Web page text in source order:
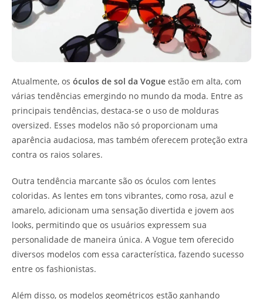
Atualmente, os óculos de sol da Vogue estão em alta, com
várias tendências emergindo no mundo da moda. Entre as
principais tendências, destaca-se o uso de molduras
oversized. Esses modelos não só proporcionam uma
aparência audaciosa, mas também oferecem proteção extra
contra os raios solares.
Outra tendência marcante são os óculos com lentes
coloridas. As lentes em tons vibrantes, como rosa, azul e
amarelo, adicionam uma sensação divertida e jovem aos
looks, permitindo que os usuários expressem sua
personalidade de maneira única. A Vogue tem oferecido
diversos modelos com essa característica, fazendo sucesso
entre os fashionistas.
Além disso, os modelos geométricos estão ganhando